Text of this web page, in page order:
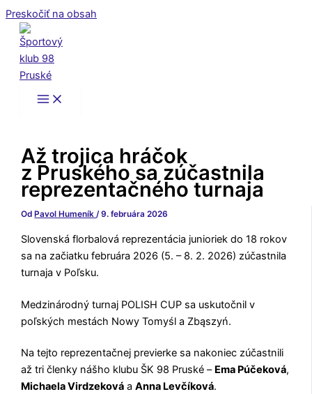
Preskočiť na obsah
Až trojica hráčok
z Pruského sa zúčastnila
reprezentačného turnaja
Od Pavol Humeník/9. februára 2026
Slovenská florbalová reprezentácia junioriek do 18 rokov
sa na začiatku februára 2026 (5. – 8. 2. 2026) zúčastnila
turnaja v Poľsku.
Medzinárodný turnaj POLISH CUP sa uskutočnil v
poľských mestách Nowy Tomyśl a Zbąszyń.
Na tejto reprezentačnej previerke sa nakoniec zúčastnili
až tri členky nášho klubu ŠK 98 Pruské – Ema Púčeková,
Michaela Virdzeková aAnna Levčíková.